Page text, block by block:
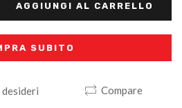
AGGIUNGI AL CARRELLO
SUBITO
Compare